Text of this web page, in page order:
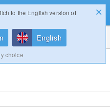
Magazin
Login
to the English version of
English
choice